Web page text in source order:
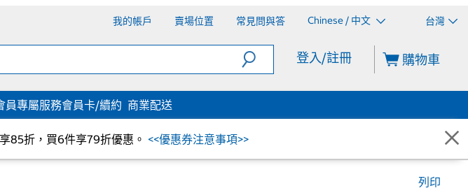
我的帳戶 賣場位置 常見問與答 Chinese / 中文 台灣
登入/註冊 購物車
員專屬服務會員卡/續約 商業配送
85折，買6件享79折優惠。 <<優惠券注意事項>>
列印